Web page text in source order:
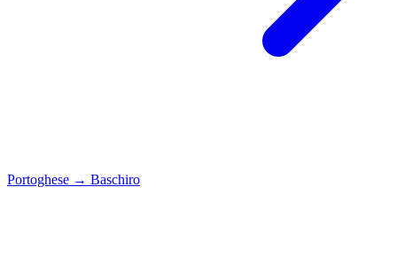
Portoghese → Baschiro